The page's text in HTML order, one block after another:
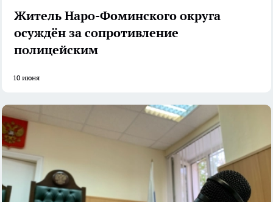
Житель Наро-Фоминского округа
осуждён за сопротивление
полицейским
10 июня